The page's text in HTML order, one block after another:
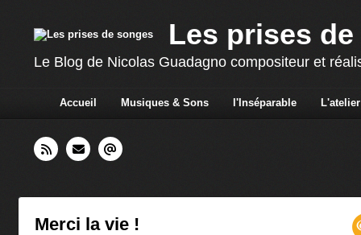
Les prises
Le Blog de Nicolas Guadagno compositeur et
Accueil Musiques & Sons l'Inséparable L'atelier
Merci la vie !